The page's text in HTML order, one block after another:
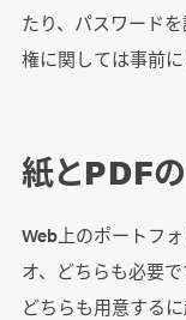
たり、パスワード
権に関しては事前に
紙とPDF
Web上のポートフ
オ、どちらも必要
どちらも用意する